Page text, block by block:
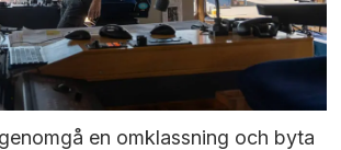
en omklassning och byta